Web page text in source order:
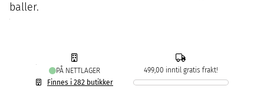
baller.
PÅ NETTLAGER
Finnes i 282 butikker
499,00 inntil gratis frakt!